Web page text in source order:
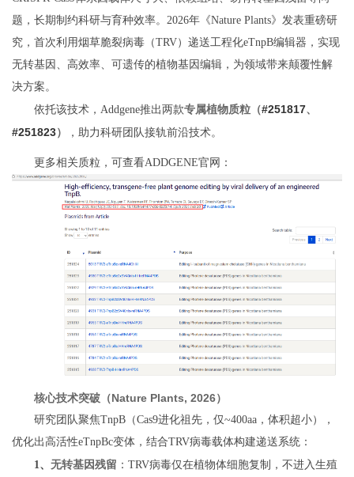
题，长期制约科研与育种效率。2026年《Nature Plants》发表重磅研
究，首次利用烟草脆裂病毒（TRV）递送工程化eTnpB编辑器，实现
无转基因、高效率、可遗传的植物基因编辑，为领域带来颠覆性解
决方案。
依托该技术，Addgene推出两款专属植物质粒 （#251817、
#251823） ，助力科研团队接轨前沿技术。
更多相关质粒，可查看ADDGENE官网：
核心技术突破（Nature Plants, 2026）
研究团队聚焦TnpB（Cas9进化祖先，仅~400aa，体积超小），
优化出高活性eTnpBc变体，结合TRV病毒载体构建递送系统：
1、 无转基因残留 ：TRV病毒仅在植物体细胞复制，不进入生殖